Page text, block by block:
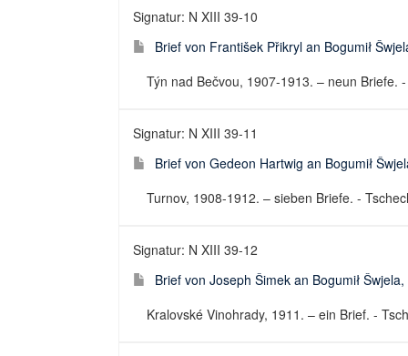
Signatur: N XIII 39-10
Brief von František Přikryl an Bogumił
Týn nad Bečvou, 1907-1913. – neun Briefe.
Signatur: N XIII 39-11
Brief von Gedeon Hartwig an Bogumił
Turnov, 1908-1912. – sieben Briefe. -
Signatur: N XIII 39-12
Brief von Joseph Šimek an Bogumił
Kralovské Vinohrady, 1911. – ein Brief. -